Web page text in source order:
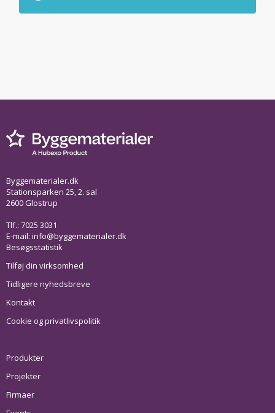
Byggematerialer.dk
Stationsparken 25, 2. sal
2600 Glostrup
Tlf.: 7025 3031
E-mail: info@byggematerialer.dk
Besøgsstatistik
Tilføj din virksomhed
Tidligere nyhedsbreve
Kontakt
Cookie og privatlivspolitik
Produkter
Projekter
Firmaer